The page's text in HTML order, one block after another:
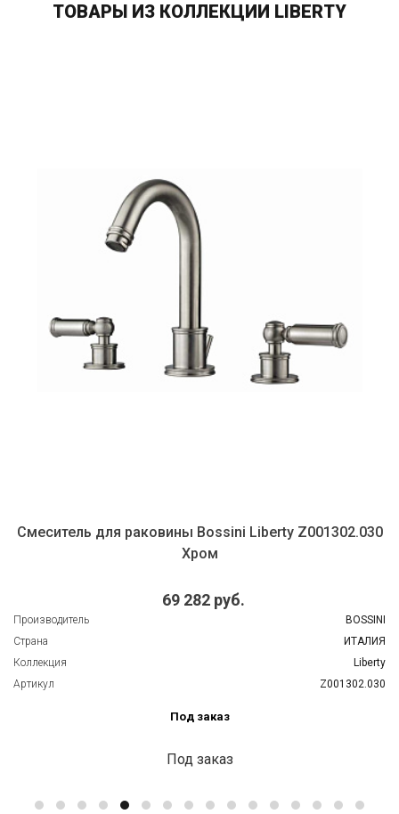
ТОВАРЫ ИЗ КОЛЛЕКЦИИ LIBERTY
Смеситель для раковины Bossini Liberty Z001302.030
Хром
69 282 руб.
Производитель
BOSSINI
Страна
ИТАЛИЯ
Коллекция
Liberty
Артикул
Z001302.030
Под заказ
Под заказ